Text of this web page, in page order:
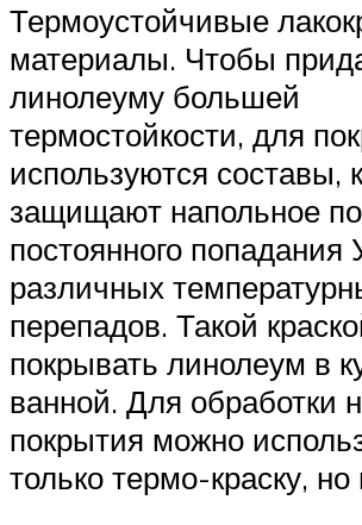
Термоустойчивые
материалы. Чтобы
линолеуму большей
термостойкости, для
используются составы,
защищают напольное
постоянного
различных
перепадов. Такой
покрывать линолеум в
ванной. Для обработки
покрытия можно
только термо-краску, но